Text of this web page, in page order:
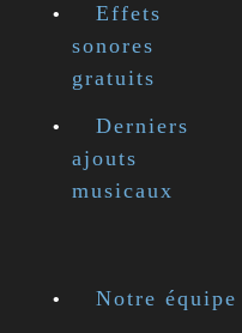
Effets
sonores
gratuits
Derniers
ajouts
musicaux
Notre équipe